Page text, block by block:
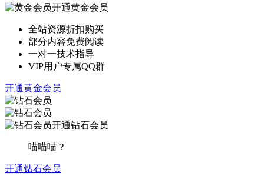
开通黄金会员
全站资源折扣购买
部分内容免费阅读
一对一技术指导
VIP用户专属QQ群
开通黄金会员
开通钻石会员
喵喵喵？
开通钻石会员